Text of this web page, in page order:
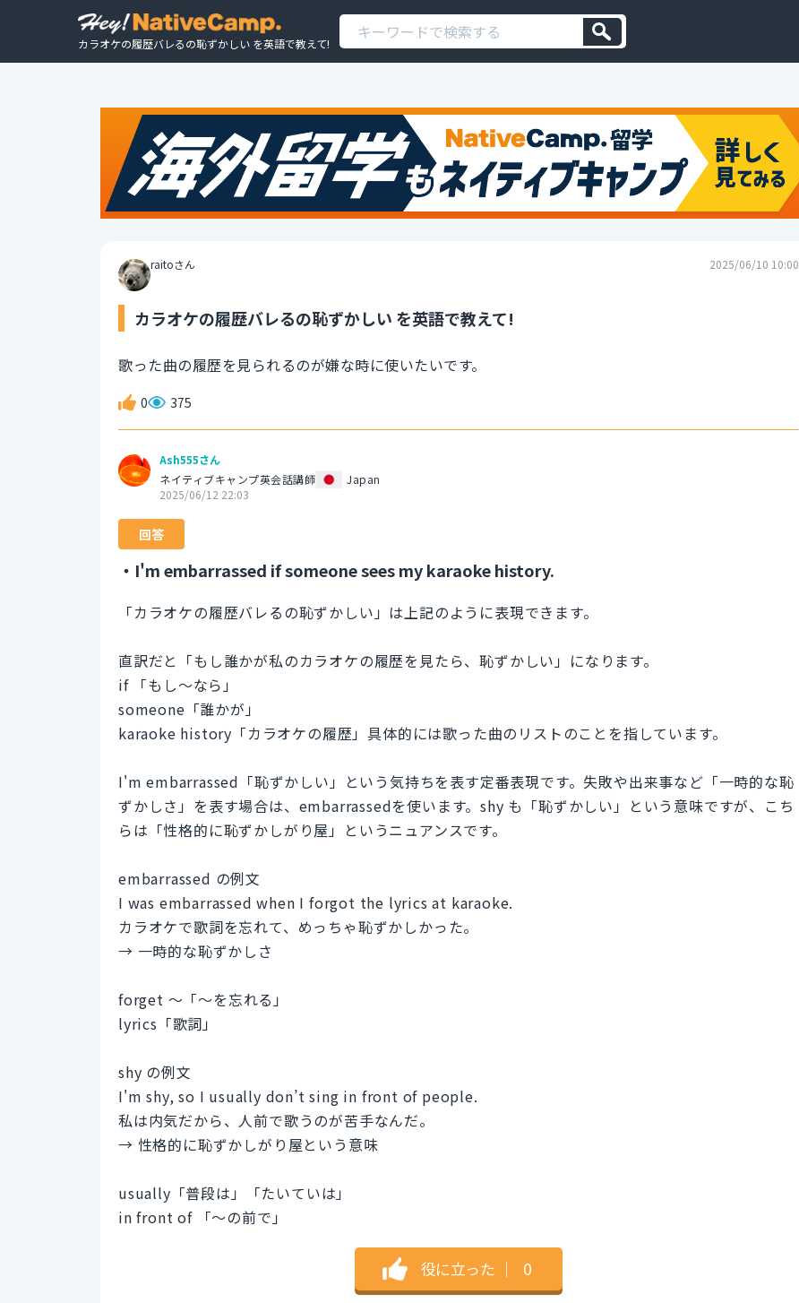
カラオケの履歴バレるの恥ずかしい を英語で教えて!
raitoさん 2025/06/10 10:00
カラオケの履歴バレるの恥ずかしい を英語で教えて!
歌った曲の履歴を見られるのが嫌な時に使いたいです。
0 375
Ash555さん
ネイティブキャンプ英会話講師
Japan
2025/06/12 22:03
回答
・I'm embarrassed if someone sees my karaoke history.
「カラオケの履歴バレるの恥ずかしい」は上記のように表現できます。
直訳だと「もし誰かが私のカラオケの履歴を見たら、恥ずかしい」になります。
if 「もし～なら」
someone「誰かが」
karaoke history「カラオケの履歴」具体的には歌った曲のリストのことを指しています。
I'm embarrassed「恥ずかしい」という気持ちを表す定番表現です。失敗や出来事など「一時的な恥
ずかしさ」を表す場合は、embarrassedを使います。shy も「恥ずかしい」という意味ですが、こち
らは「性格的に恥ずかしがり屋」というニュアンスです。
embarrassed の例文
I was embarrassed when I forgot the lyrics at karaoke.
カラオケで歌詞を忘れて、めっちゃ恥ずかしかった。
→ 一時的な恥ずかしさ
forget ～「～を忘れる」
lyrics「歌詞」
shy の例文
I'm shy, so I usually don’t sing in front of people.
私は内気だから、人前で歌うのが苦手なんだ。
→ 性格的に恥ずかしがり屋という意味
usually「普段は」「たいていは」
in front of 「～の前で」
役に立った ｜ 0